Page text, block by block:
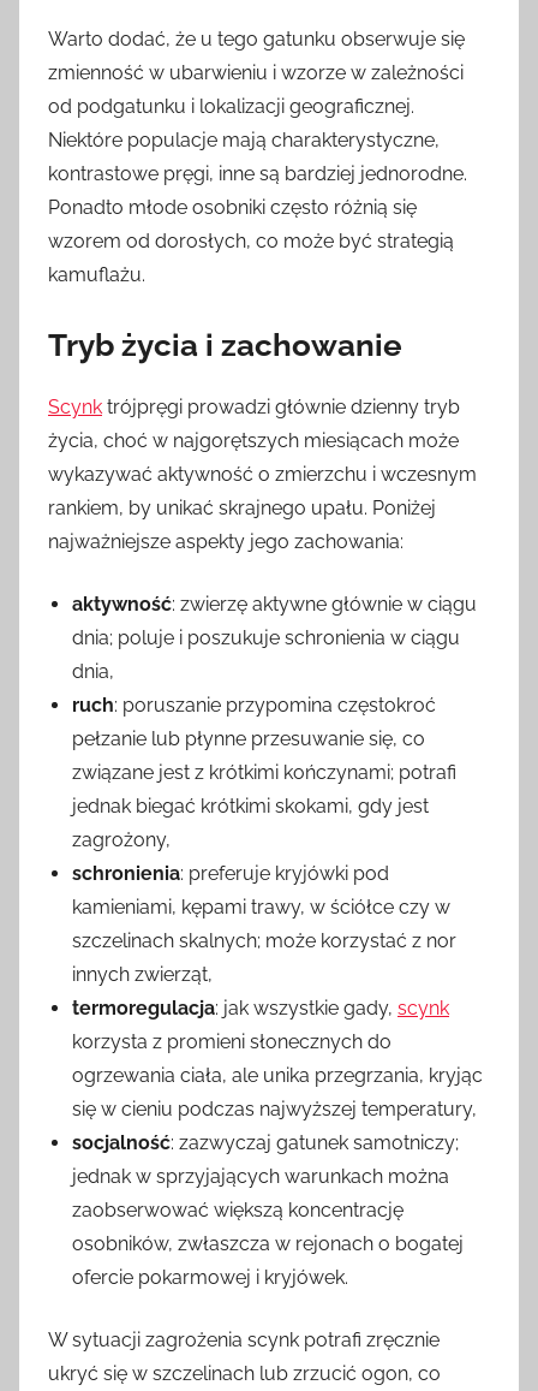
Warto dodać, że u tego gatunku obserwuje się
zmienność w ubarwieniu i wzorze w zależności
od podgatunku i lokalizacji geograficznej.
Niektóre populacje mają charakterystyczne,
kontrastowe pręgi, inne są bardziej jednorodne.
Ponadto młode osobniki często różnią się
wzorem od dorosłych, co może być strategią
kamuflażu.
Tryb życia i zachowanie
Scynk trójpręgi prowadzi głównie dzienny tryb
życia, choć w najgorętszych miesiącach może
wykazywać aktywność o zmierzchu i wczesnym
rankiem, by unikać skrajnego upału. Poniżej
najważniejsze aspekty jego zachowania:
aktywność: zwierzę aktywne głównie w ciągu
dnia; poluje i poszukuje schronienia w ciągu
dnia,
ruch: poruszanie przypomina częstokroć
pełzanie lub płynne przesuwanie się, co
związane jest z krótkimi kończynami; potrafi
jednak biegać krótkimi skokami, gdy jest
zagrożony,
schronienia: preferuje kryjówki pod
kamieniami, kępami trawy, w ściółce czy w
szczelinach skalnych; może korzystać z nor
innych zwierząt,
termoregulacja: jak wszystkie gady, scynk
korzysta z promieni słonecznych do
ogrzewania ciała, ale unika przegrzania, kryjąc
się w cieniu podczas najwyższej temperatury,
socjalność: zazwyczaj gatunek samotniczy;
jednak w sprzyjających warunkach można
zaobserwować większą koncentrację
osobników, zwłaszcza w rejonach o bogatej
ofercie pokarmowej i kryjówek.
W sytuacji zagrożenia scynk potrafi zręcznie
ukryć się w szczelinach lub zrzucić ogon, co